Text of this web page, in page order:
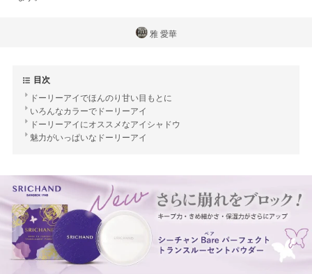
雅 愛華
目次
ドーリーアイでほんのり甘い目もとに
いろんなカラーでドーリーアイ
ドーリーアイにオススメなアイシャドウ
魅力がいっぱいなドーリーアイ